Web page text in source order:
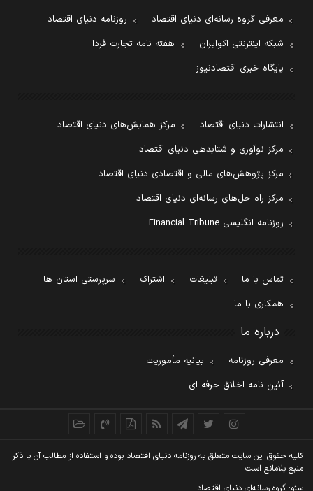
معرفی گروه رسانه‌ای دنیای اقتصاد
روزنامه دنیای اقتصاد
شبکه اینترنتی اکوایران
هفته نامه تجارت فردا
پایگاه خبری اقتصادنیوز
انتشارات دنیای اقتصاد
مرکز همایش‌های دنیای اقتصاد
مرکز نوآوری و شتابدهی دنیای اقتصاد
مرکز پژوهش‌های مالی و اقتصادی دنیای اقتصاد
مرکز راه حل‌های رسانه‌ای دنیای اقتصاد
روزنامه انگلیسی Financial Tribune
تماس با ما تبلیغات اشتراک
سرپرستی استان ها
همکاری با ما
درباره ما
معرفی روزنامه
بیانیه مأموریت
آئین نامه اخلاق حرفه ای
کليه حقوق اين سايت متعلق به روزنامه دنيای اقتصاد بوده و استفاده از مطالب آن با ذکر
منبع بلامانع است
سئو: گروه رسانه‌ای دنیای اقتصاد